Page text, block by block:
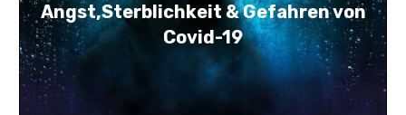
Angst,Sterblichkeit & Gefahren von
Covid-19